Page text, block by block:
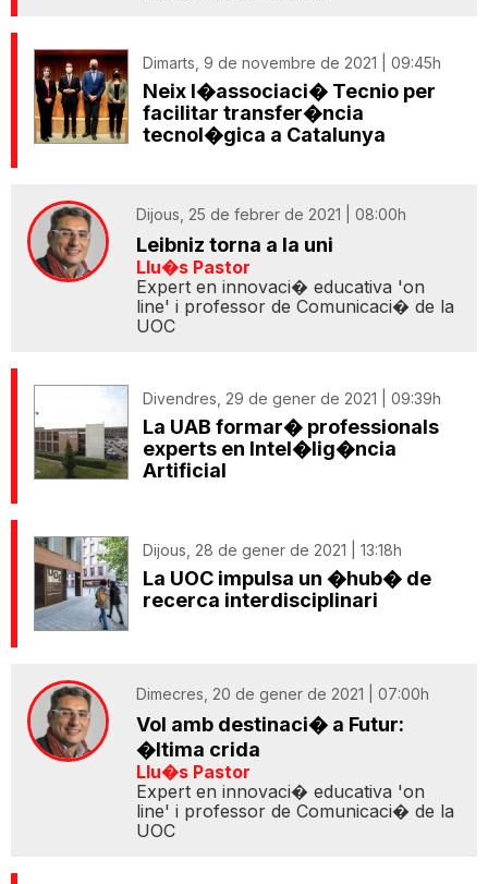
Dimarts, 9 de novembre de 2021 | 09:45h
Neix l�associaci� Tecnio per
facilitar transfer�ncia
tecnol�gica a Catalunya
Dijous, 25 de febrer de 2021 | 08:00h
Leibniz torna a la uni
Llu�s Pastor
Expert en innovaci� educativa 'on
line' i professor de Comunicaci� de la
UOC
Divendres, 29 de gener de 2021 | 09:39h
La UAB formar� professionals
experts en Intel�lig�ncia
Artificial
Dijous, 28 de gener de 2021 | 13:18h
La UOC impulsa un �hub� de
recerca interdisciplinari
Dimecres, 20 de gener de 2021 | 07:00h
Vol amb destinaci� a Futur:
�ltima crida
Llu�s Pastor
Expert en innovaci� educativa 'on
line' i professor de Comunicaci� de la
UOC